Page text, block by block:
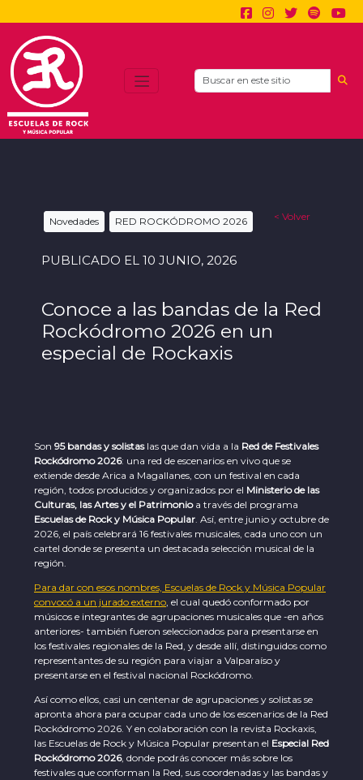
Search
Novedades RED ROCKÓDROMO 2026 < Volver
PUBLICADO EL 10 JUNIO, 2026
Conoce a las bandas de la Red
Rockódromo 2026 en un
especial de Rockaxis
Son 95 bandas y solistaslas que dan vida a la Red de Festivales
Rockódromo 2026: una red de escenarios en vivo que se
extiende desde Arica a Magallanes, con un festival en cada
región, todos producidos y organizados por el Ministerio de las
Culturas, las Artes y el Patrimonioa través del programa
Escuelas de Rock y Música Popular. Así, entre junio y octubre de
2026, el país celebrará 16 festivales musicales, cada uno con un
cartel donde se presenta un destacada selección musical de la
región.
Para dar con esos nombres, Escuelas de Rock y Música Popular
convocó a un jurado externo, el cual quedó conformado por
músicos e integrantes de agrupaciones musicales que -en años
anteriores- también fueron seleccionados para presentarse en
los festivales regionales de la Red, y desde allí, distinguidos como
representantes de su región para viajar a Valparaíso y
presentarse en el festival nacional Rockódromo.
Así como ellos, casi un centenar de agrupaciones y solistas se
apronta ahora para ocupar cada uno de los escenarios de la Red
Rockódromo 2026. Y en colaboración con la revista Rockaxis,
las Escuelas de Rock y Música Popular presentan el Especial Red
Rockódromo 2026, donde podrás conocer más sobre los
festivales que conforman la Red, sus coordenadas y las bandas y